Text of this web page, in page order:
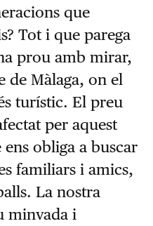
que
Tot i que parega
prou amb mirar,
de Màlaga, on el
turístic. El preu
per aquest
obliga a buscar
familiars i amics,
La nostra
minvada i